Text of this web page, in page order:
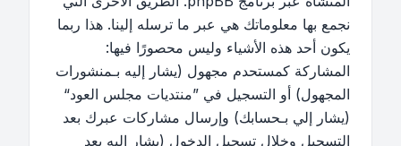
نجمع بها معلوماتك هي عبر ما ترسله إلينا. هذا ربما
يكون أحد هذه الأشياء وليس محصورًا فيها:
المشاركة كمستحدم مجهول (يشار إليه بـمنشورات
المجهول) أو التسجيل في ”منتديات مجلس العود“
(يشار إلي بـحسابك) وإرسال مشاركات عبرك بعد
التسجيل وخلال تسجيل الدخول (يشار إليه بعد